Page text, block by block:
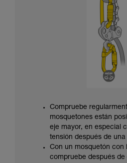
Compruebe
mosquetones están
eje mayor, en especial
tensión después de
Con un mosquetón con
compruebe después